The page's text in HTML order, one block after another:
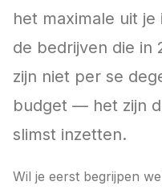
het maximale uit
de bedrijven die in
zijn niet per se
budget — het zijn
slimst inzetten.
Wil je eerst begrijpen